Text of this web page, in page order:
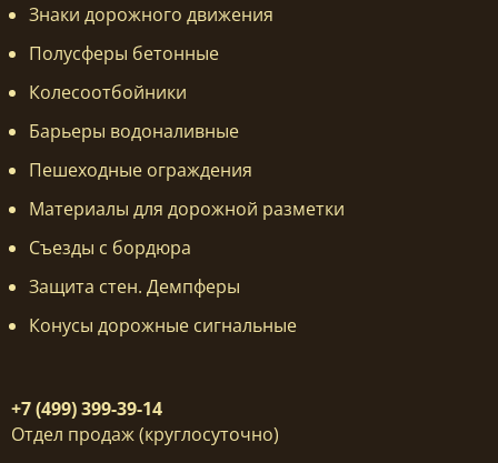
Знаки дорожного движения
Полусферы бетонные
Колесоотбойники
Барьеры водоналивные
Пешеходные ограждения
Материалы для дорожной разметки
Съезды с бордюра
Защита стен. Демпферы
Конусы дорожные сигнальные
+7 (499) 399-39-14
Отдел продаж (круглосуточно)